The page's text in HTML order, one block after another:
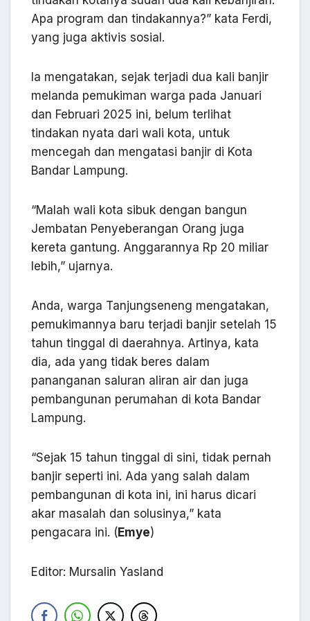
Apa program dan tindakannya?” kata Ferdi,
yang juga aktivis sosial.
Ia mengatakan, sejak terjadi dua kali banjir
melanda pemukiman warga pada Januari
dan Februari 2025 ini, belum terlihat
tindakan nyata dari wali kota, untuk
mencegah dan mengatasi banjir di Kota
Bandar Lampung.
“Malah wali kota sibuk dengan bangun
Jembatan Penyeberangan Orang juga
kereta gantung. Anggarannya Rp 20 miliar
lebih,” ujarnya.
Anda, warga Tanjungseneng mengatakan,
pemukimannya baru terjadi banjir setelah 15
tahun tinggal di daerahnya. Artinya, kata
dia, ada yang tidak beres dalam
pananganan saluran aliran air dan juga
pembangunan perumahan di kota Bandar
Lampung.
“Sejak 15 tahun tinggal di sini, tidak pernah
banjir seperti ini. Ada yang salah dalam
pembangunan di kota ini, ini harus dicari
akar masalah dan solusinya,” kata
pengacara ini. (Emye)
Editor: Mursalin Yasland